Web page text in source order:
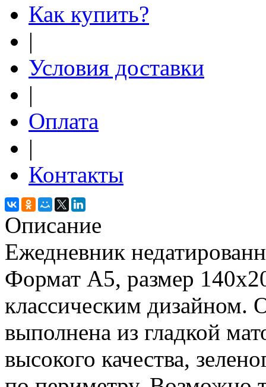
Как купить?
|
Условия доставки
|
Оплата
|
Контакты
Описание
Ежедневник
Формат А5, размер
классическим дизайном.
выполнена из гладкой
высокого качества,